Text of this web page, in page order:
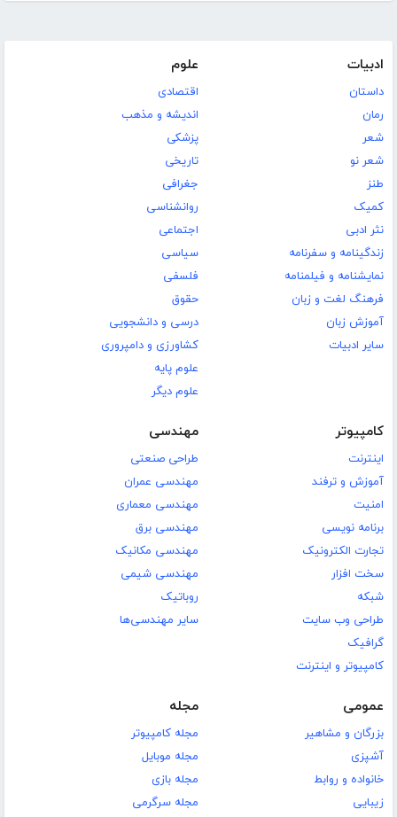
ادبیات
داستان
رمان
شعر
شعر نو
طنز
کمیک
نثر ادبی
زندگینامه و سفرنامه
نمایشنامه و فیلمنامه
فرهنگ لغت و زبان
آموزش زبان
سایر ادبیات
علوم
اقتصادی
اندیشه و مذهب
پزشکی
تاریخی
جغرافی
روانشناسی
اجتماعی
سیاسی
فلسفی
حقوق
درسی و دانشجویی
کشاورزی و دامپروری
علوم پایه
علوم دیگر
کامپیوتر
اینترنت
آموزش و ترفند
امنیت
برنامه نویسی
تجارت الکترونیک
سخت افزار
شبکه
طراحی وب سایت
گرافیک
کامپیوتر و اینترنت
مهندسی
طراحی صنعتی
مهندسی عمران
مهندسی معماری
مهندسی برق
مهندسی مکانیک
مهندسی شیمی
روباتیک
سایر مهندسی‌ها
عمومی
بزرگان و مشاهیر
آشپزی
خانواده و روابط
زیبایی
مجله
مجله کامپیوتر
مجله موبایل
مجله بازی
مجله سرگرمی